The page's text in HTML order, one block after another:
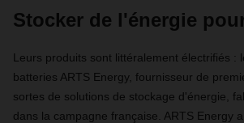
Stocker de l'énergie
Leurs produits sont littéralement électrifiés :
batteries ARTS Energy, fournisseur de
sortes de solutions de stockage d'énergie,
dans la campagne française. ARTS Energy